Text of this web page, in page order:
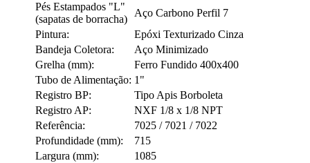
Pés Estampados "L"
(sapatas de borracha)
Aço Carbono Perfil 7
Pintura:
Epóxi Texturizado Cinza
Bandeja Coletora:
Aço Minimizado
Grelha (mm):
Ferro Fundido 400x400
Tubo de Alimentação: 1"
Registro BP:
Tipo Apis Borboleta
Registro AP:
NXF 1/8 x 1/8 NPT
Referência:
7025 / 7021 / 7022
Profundidade (mm):
715
Largura (mm):
1085